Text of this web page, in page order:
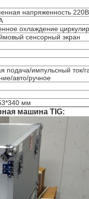
напряженность
охлаждение
сенсорный экран
подача/импульсный ток/
авто/ручное
мм
машина TIG: